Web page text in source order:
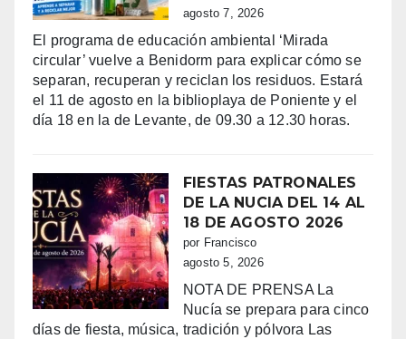
agosto 7, 2026
El programa de educación ambiental ‘Mirada
circular’ vuelve a Benidorm para explicar cómo se
separan, recuperan y reciclan los residuos. Estará
el 11 de agosto en la biblioplaya de Poniente y el
día 18 en la de Levante, de 09.30 a 12.30 horas.
FIESTAS PATRONALES
DE LA NUCIA DEL 14 AL
18 DE AGOSTO 2026
por Francisco
agosto 5, 2026
NOTA DE PRENSA La
Nucía se prepara para cinco
días de fiesta, música, tradición y pólvora Las